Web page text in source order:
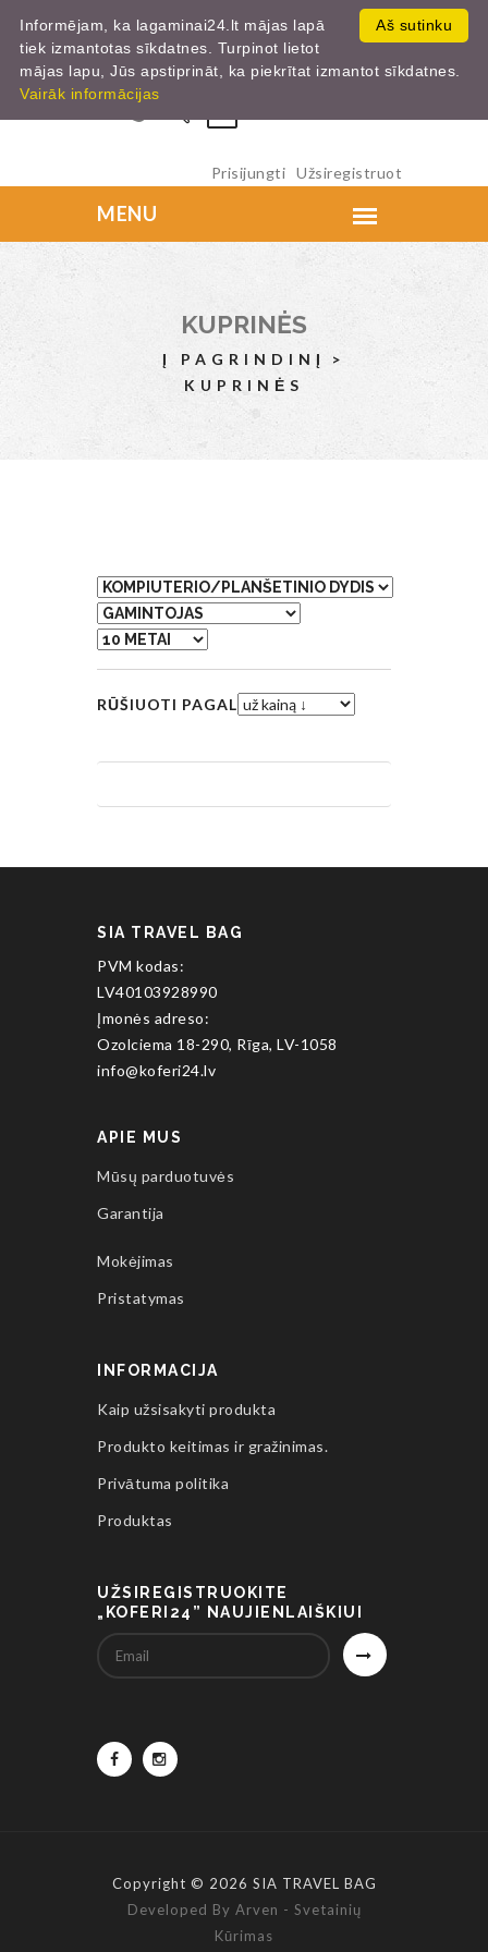
Užsiregistruot
Prisijungti
KUPRINĖS
Į PAGRINDINĮ
KUPRINĖS
RŪŠIUOTI PAGAL
SIA TRAVEL BAG
PVM kodas:
LV40103928990
Įmonės adreso:
Ozolciema 18-290, Rīga, LV-1058
info@koferi24.lv
APIE MUS
Mūsų parduotuvės
Garantija
Mokėjimas
Pristatymas
INFORMACIJA
Kaip užsisakyti produkta
Produkto keitimas ir gražinimas.
Privātuma politika
Produktas
UŽSIREGISTRUOKITE
„KOFERI24” NAUJIENLAIŠKIUI
Copyright © 2026 SIA TRAVEL BAG
Developed By Arven - Svetainių
Kūrimas
Aš sutinku
Informējam, ka lagaminai24.lt mājas lapā
tiek izmantotas sīkdatnes. Turpinot lietot
mājas lapu, Jūs apstiprināt, ka piekrītat izmantot sīkdatnes.
Vairāk informācijas